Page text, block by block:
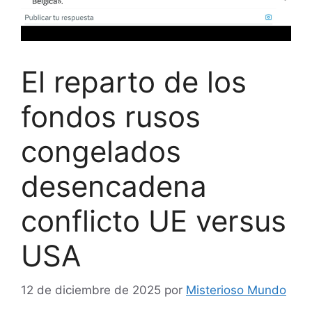
El reparto de los
fondos rusos
congelados
desencadena
conflicto UE versus
USA
12 de diciembre de 2025 por Misterioso Mundo